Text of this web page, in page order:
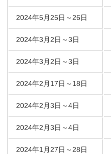
2024年5月25日～26日
2024年3月2日～3日
2024年3月2日～3日
2024年2月17日～18日
2024年2月3日～4日
2024年2月3日～4日
2024年1月27日～28日